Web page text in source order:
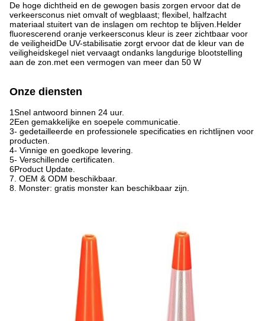
De hoge dichtheid en de gewogen basis zorgen ervoor dat de
verkeersconus niet omvalt of wegblaast; flexibel, halfzacht
materiaal stuitert van de inslagen om rechtop te blijven.Helder
fluorescerend oranje verkeersconus kleur is zeer zichtbaar voor
de veiligheidDe UV-stabilisatie zorgt ervoor dat de kleur van de
veiligheidskegel niet vervaagt ondanks langdurige blootstelling
aan de zon.met een vermogen van meer dan 50 W
Onze diensten
1Snel antwoord binnen 24 uur.
2Een gemakkelijke en soepele communicatie.
3- gedetailleerde en professionele specificaties en richtlijnen voor
producten.
4- Vinnige en goedkope levering.
5- Verschillende certificaten.
6Product Update.
7. OEM & ODM beschikbaar.
8. Monster: gratis monster kan beschikbaar zijn.